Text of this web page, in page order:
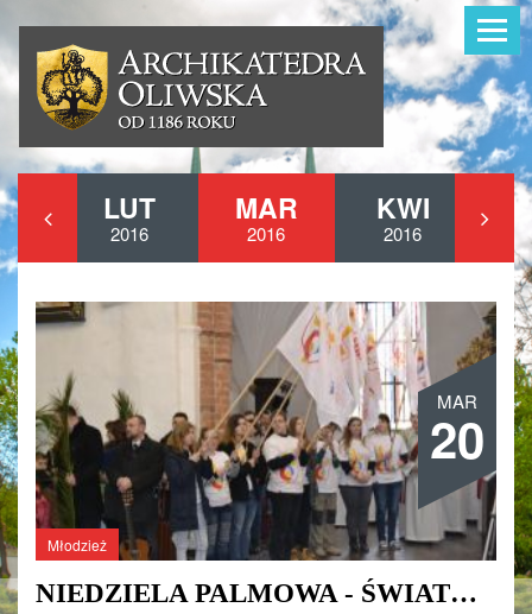
Toggle
Zwiedzanie
Parafia
Organy
LUT
2016
MAR
2016
KWI
2016
MAR
20
Młodzież
NIEDZIELA PALMOWA - ŚWIATOWE DNI MŁODZIEŻY